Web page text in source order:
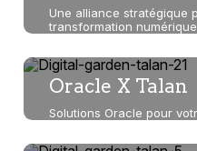
Une alliance stratégique
transformation numérique
Oracle X Talan
Solutions Oracle pour